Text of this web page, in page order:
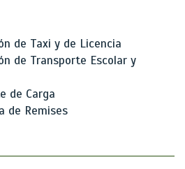
de Taxi y de Licencia
de Transporte Escolar y
de Carga
de Remises